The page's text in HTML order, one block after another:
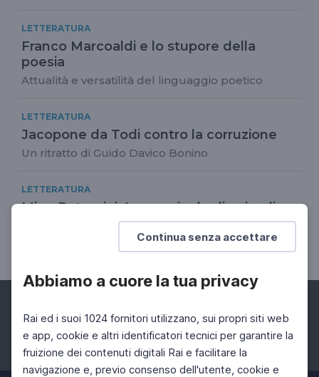
Continua senza accettare
Abbiamo a cuore la tua privacy
Rai ed i suoi 1024 fornitori utilizzano, sui propri siti web
e app, cookie e altri identificatori tecnici per garantire la
fruizione dei contenuti digitali Rai e facilitare la
navigazione e, previo consenso dell'utente, cookie e
LETTERATURA
Franco Marcoaldi e lo stupore della
poesia
Attualità e versatilità del linguaggio poetico
LETTERATURA
Jacopone da Todi contro la corruzione
Un ritratto di Guido Davico Bonino
LETTERATURA
Mino Petazzini, La poesia degli animali
Un'antologia di testi su cane, cavallo, gatto e altri
Facebook Instagram Twitter